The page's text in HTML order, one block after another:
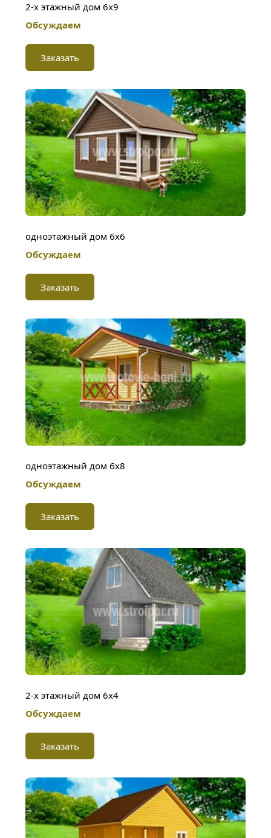
2-х этажный дом 6х9
Обсуждаем
Заказать
одноэтажный дом 6х6
Обсуждаем
Заказать
одноэтажный дом 6х8
Обсуждаем
Заказать
2-х этажный дом 6х4
Обсуждаем
Заказать